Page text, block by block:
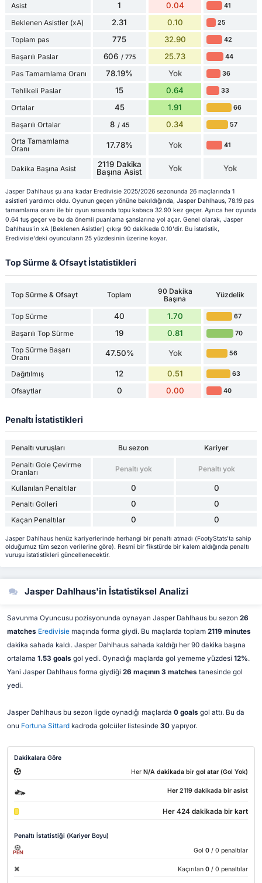
Asist 1 0.04 41
Beklenen Asistler (xA) 2.31 0.10 25
Toplam pas 775 32.90 42
Başarılı Paslar 606 / 775 25.73 44
Pas Tamamlama Oranı 78.19% Yok 36
Tehlikeli Paslar 15 0.64 33
Ortalar 45 1.91 66
Başarılı Ortalar 8 / 45 0.34 57
Orta Tamamlama
Oranı
17.78% Yok 41
Dakika Başına Asist
2119 Dakika
Başına Asist
Yok Yok
Jasper Dahlhaus şu ana kadar Eredivisie 2025/2026 sezonunda 26 maçlarında 1
asistleri yardımcı oldu. Oyunun geçen yönüne bakıldığında, Jasper Dahlhaus, 78.19 pas
tamamlama oranı ile bir oyun sırasında topu kabaca 32.90 kez geçer. Ayrıca her oyunda
0.64 tuş geçer ve bu da önemli puanlama şanslarına yol açar. Genel olarak, Jasper
Dahlhaus'in xA (Beklenen Asistler) çıkışı 90 dakikada 0.10'dir. Bu istatistik,
Eredivisie'deki oyuncuların 25 yüzdesinin üzerine koyar.
Top Sürme & Ofsayt İstatistikleri
Top Sürme & Ofsayt Toplam
90 Dakika
Başına
Yüzdelik
Top Sürme 40 1.70 67
Başarılı Top Sürme 19 0.81 70
Top Sürme Başarı
Oranı
47.50% Yok 56
Dağıtılmış 12 0.51 63
Ofsaytlar 0 0.00 40
Penaltı İstatistikleri
Penaltı vuruşları Bu sezon
Kariyer
Penaltı Gole Çevirme
Oranları
Penaltı yok Penaltı yok
Kullanılan Penaltılar 0 0
Penaltı Golleri 0 0
Kaçan Penaltılar 0 0
Jasper Dahlhaus henüz kariyerlerinde herhangi bir penaltı atmadı (FootyStats'ta sahip
olduğumuz tüm sezon verilerine göre). Resmi bir fikstürde bir kalem aldığında penaltı
vuruşu istatistikleri güncellenecektir.
Jasper Dahlhaus'in İstatistiksel Analizi
Savunma Oyuncusu pozisyonunda oynayan Jasper Dahlhaus bu sezon 26
matches Eredivisiemaçında forma giydi. Bu maçlarda toplam 2119 minutes
dakika sahada kaldı. Jasper Dahlhaus sahada kaldığı her 90 dakika başına
ortalama 1.53 goals gol yedi. Oynadığı maçlarda gol yememe yüzdesi 12%.
Yani Jasper Dahlhaus forma giydiği 26 maçının 3 matches tanesinde gol
yedi.
Jasper Dahlhaus bu sezon ligde oynadığı maçlarda 0 goals gol attı. Bu da
onu Fortuna Sittardkadroda golcüler listesinde 30yapıyor.
Dakikalara Göre
Her N/A dakikada bir gol atar (Gol Yok)
Her 2119 dakikada bir asist
Her 424 dakikada bir kart
Penaltı İstatistiği (Kariyer Boyu)
PEN Gol 0 / 0 penaltılar
Kaçırılan 0 / 0 penaltılar